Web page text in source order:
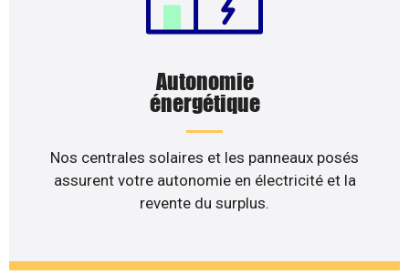
Autonomie
énergétique
Nos centrales solaires et les panneaux posés
assurent votre autonomie en électricité et la
revente du surplus.